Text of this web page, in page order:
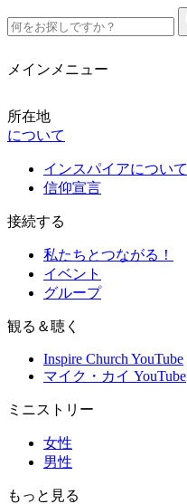
メインメニュー
所在地
について
インスパイアについて
信仰宣言
接続する
私たちとつながる！
イベント
グループ
観る＆聴く
Inspire Church YouTube
マイク・カイ YouTube
ミニストリー
女性
男性
もっと見る